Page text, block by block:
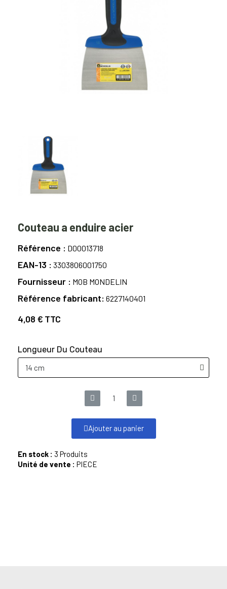
Couteau a enduire acier
Référence D00013718
EAN-13 3303806001750
Fournisseur MOB MONDELIN
Référence fabricant 6227140401
4,08 € TTC
Longueur Du Couteau
Ajouter au panier
En stock : 3 Produits
Unité de vente : PIECE